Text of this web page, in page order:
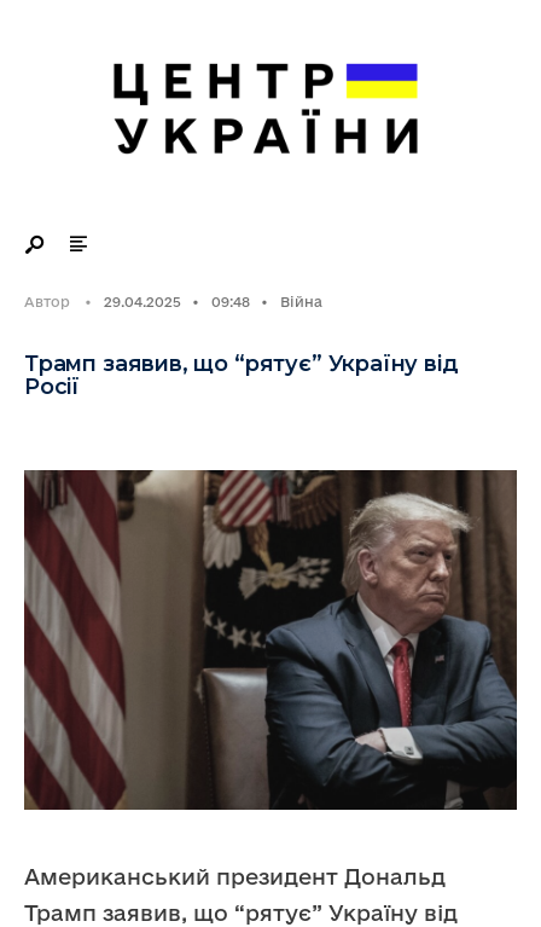
Автор • 29.04.2025 • 09:48 • Війна
Трамп заявив, що “рятує” Україну від
Росії
Американський президент Дональд
Трамп заявив, що “рятує” Україну від